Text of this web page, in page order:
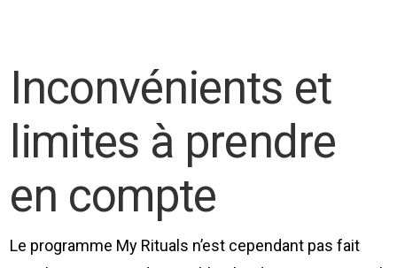
Inconvénients et
limites à prendre
en compte
Le programme My Rituals n’est cependant pas fait